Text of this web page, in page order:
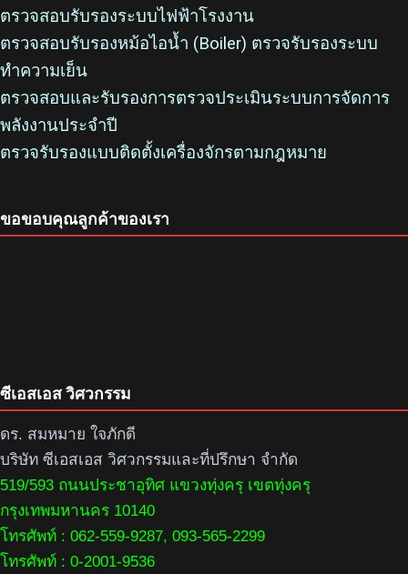
ตรวจสอบรับรองระบบไฟฟ้าโรงงาน
ตรวจสอบรับรองหม้อไอน้ำ (Boiler) ตรวจรับรองระบบ
ทำความเย็น
ตรวจสอบและรับรองการตรวจประเมินระบบการจัดการ
พลังงานประจำปี
ตรวจรับรองแบบติดตั้งเครื่องจักรตามกฎหมาย
ขอขอบคุณลูกค้าของเรา
ซีเอสเอส วิศวกรรม
ดร. สมหมาย ใจภักดี
บริษัท ซีเอสเอส วิศวกรรมและที่ปรึกษา จำกัด
519/593 ถนนประชาอุทิศ แขวงทุ่งครุ เขตทุ่งครุ
กรุงเทพมหานคร 10140
โทรศัพท์ : 062-559-9287, 093-565-2299
โทรศัพท์ : 0-2001-9536